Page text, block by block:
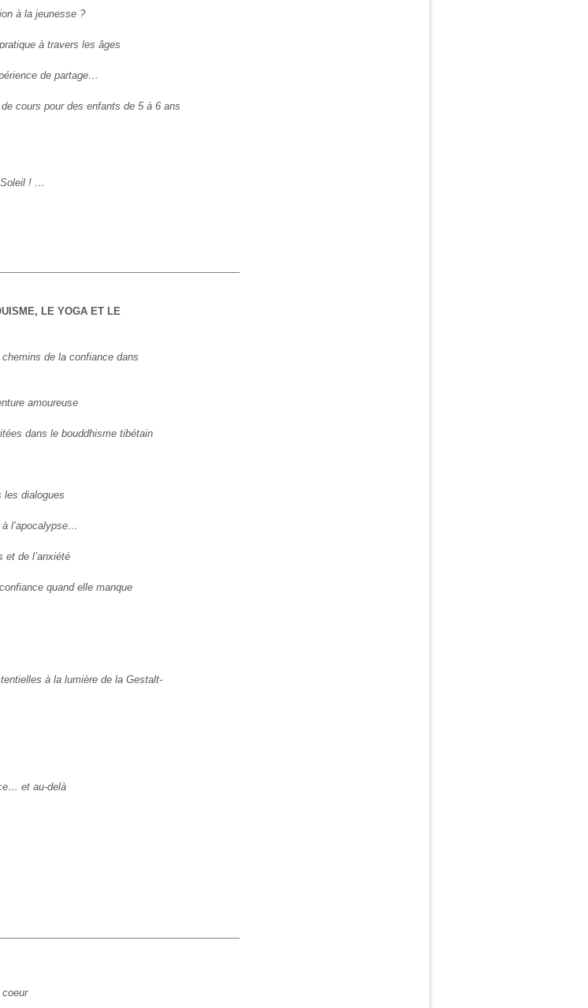
à la jeunesse ?
à travers les âges
de partage…
cours pour des enfants de 5 à 6 ans
! …
LE YOGA ET LE
de la confiance dans
amoureuse
dans le bouddhisme tibétain
les dialogues
l’apocalypse…
de l’anxiété
quand elle manque
à la lumière de la Gestalt-
et au-delà